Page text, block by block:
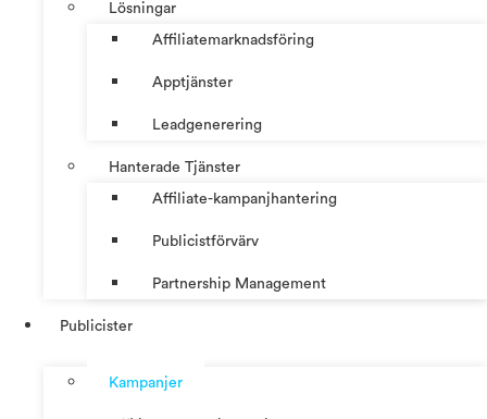
Lösningar
Affiliatemarknadsföring
Apptjänster
Leadgenerering
Hanterade Tjänster
Affiliate-kampanjhantering
Publicistförvärv
Partnership Management
Publicister
Kampanjer